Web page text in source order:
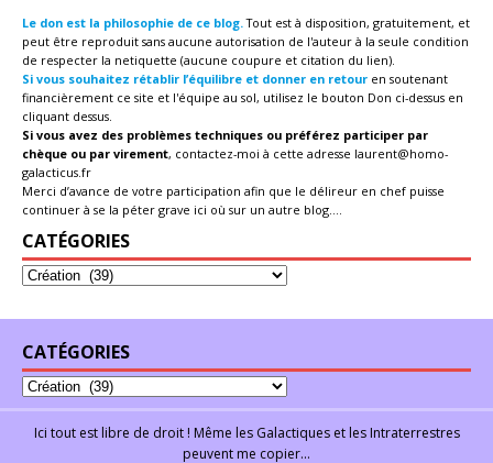
Le don est la philosophie de ce blog.Tout est à disposition, gratuitement, et
peut être reproduit sans aucune autorisation de l'auteur à la seule condition
de respecter la netiquette (aucune coupure et citation du lien).
Si vous souhaitez rétablir l’équilibre et donner en retour en soutenant
financièrement ce site et l'équipe au sol, utilisez le bouton Don ci-dessus en
cliquant dessus.
Si vous avez des problèmes techniques ou préférez participer par
chèque ou par virement, contactez-moi à cette adresse laurent@homo-
galacticus.fr
Merci d’avance de votre participation afin que le délireur en chef puisse
continuer à se la péter grave ici où sur un autre blog....
CATÉGORIES
CATÉGORIES
Ici tout est libre de droit ! Même les Galactiques et les Intraterrestres
peuvent me copier...